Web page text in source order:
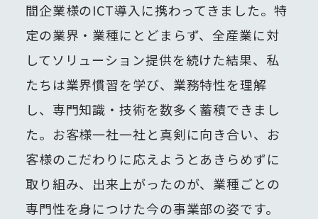
間企業様のICT導入に携わってきました。 特
定の業界・業種にとどまらず、全産業に対
してソリューション提供を続けた結果、私
たちは業界慣習を学び、業務特性を理解
し、専門知識・技術を数多く蓄積できまし
た。 お客様一社一社と真剣に向き合い、お
客様のこだわりに応えようとあきらめずに
取り組み、出来上がったのが、業種ごとの
専門性を身につけた今の事業部の姿です。